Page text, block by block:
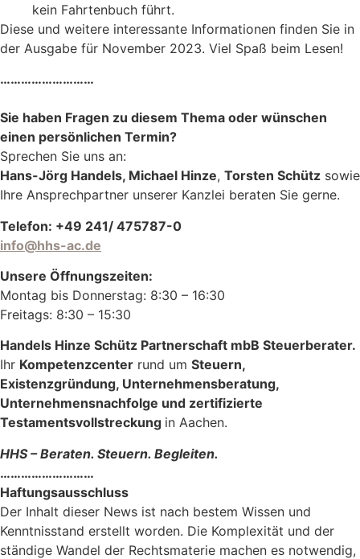
kein Fahrtenbuch führt.
Diese und weitere interessante Informationen finden Sie in
der Ausgabe für November 2023. Viel Spaß beim Lesen!
………………………
Sie haben Fragen zu diesem Thema oder wünschen
einen persönlichen Termin?
Sprechen Sie uns an:
Hans-Jörg Handels, Michael Hinze, Torsten Schütz sowie
Ihre Ansprechpartner unserer Kanzlei beraten Sie gerne.
Telefon: +49 241/ 475787-0
info@hhs-ac.de
Unsere Öffnungszeiten:
Montag bis Donnerstag: 8:30 – 16:30
Freitags: 8:30 – 15:30
Handels Hinze Schütz Partnerschaft mbB Steuerberater.
Ihr Kompetenzcenter rund um Steuern,
Existenzgründung, Unternehmensberatung,
Unternehmensnachfolge und zertifizierte
Testamentsvollstreckung in Aachen.
HHS – Beraten. Steuern. Begleiten.
………………………
Haftungsausschluss
Der Inhalt dieser News ist nach bestem Wissen und
Kenntnisstand erstellt worden. Die Komplexität und der
ständige Wandel der Rechtsmaterie machen es notwendig,